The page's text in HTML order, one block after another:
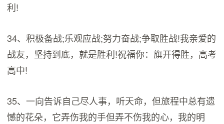
利!
34、积极备战;乐观应战;努力奋战;争取胜战!我亲爱的
战友，坚持到底，就是胜利!祝福你：旗开得胜，高考
高中!
35、一向告诉自己尽人事，听天命，但旅程中总有遗
憾的花朵，它弄伤我的手但弄不伤我的心，我的明